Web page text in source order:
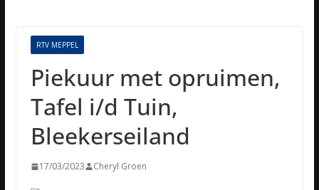
RTV MEPPEL
Piekuur met opruimen,
Tafel i/d Tuin,
Bleekerseiland
17/03/2023 Cheryl Groen